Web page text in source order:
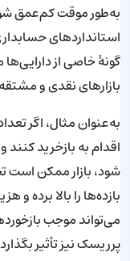
به‌طور موقت کم‌عمق
استانداردهای
گونهٔ خاصی از
بازارهای نقدی و
به‌عنوان مثال، اگر
اقدام به بازخرید کنند
شود، بازار ممکن است
بازده‌ها را بالا برده و
می‌تواند موجب
پرریسک نیز تأثیر